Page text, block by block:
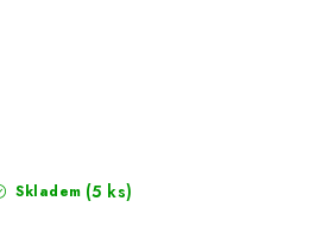
Skladem (5 ks)